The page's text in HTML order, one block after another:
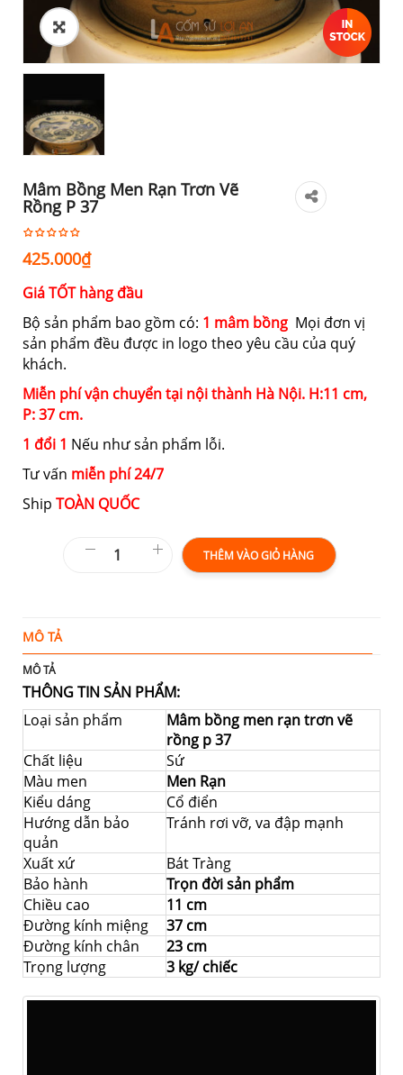
Mâm Bồng Men Rạn Trơn Vẽ
Rồng P 37
425.000₫
Giá TỐT hàng đầu
Bộ sản phẩm bao gồm có: 1 mâm bồng Mọi đơn vị
sản phẩm đều được in logo theo yêu cầu của quý
khách.
Miễn phí vận chuyển tại nội thành Hà Nội. H:11 cm,
P: 37 cm.
1 đổi 1 Nếu như sản phẩm lỗi.
Tư vấn miễn phí 24/7
Ship TOÀN QUỐC
THÊM VÀO GIỎ HÀNG
MÔ TẢ
MÔ TẢ
THÔNG TIN SẢN PHẨM:
Loại sản phẩm
Mâm bồng men rạn trơn vẽ
rồng p 37
Chất liệu
Sứ
Màu men
Men Rạn
Kiểu dáng
Cổ điển
Hướng dẫn bảo
quản
Tránh rơi vỡ, va đập mạnh
Xuất xứ
Bát Tràng
Bảo hành
Trọn đời sản phẩm
Chiều cao
11 cm
Đường kính miệng
37 cm
Đường kính chân
23 cm
Trọng lượng
3 kg/ chiếc